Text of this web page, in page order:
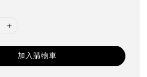
加入購物車